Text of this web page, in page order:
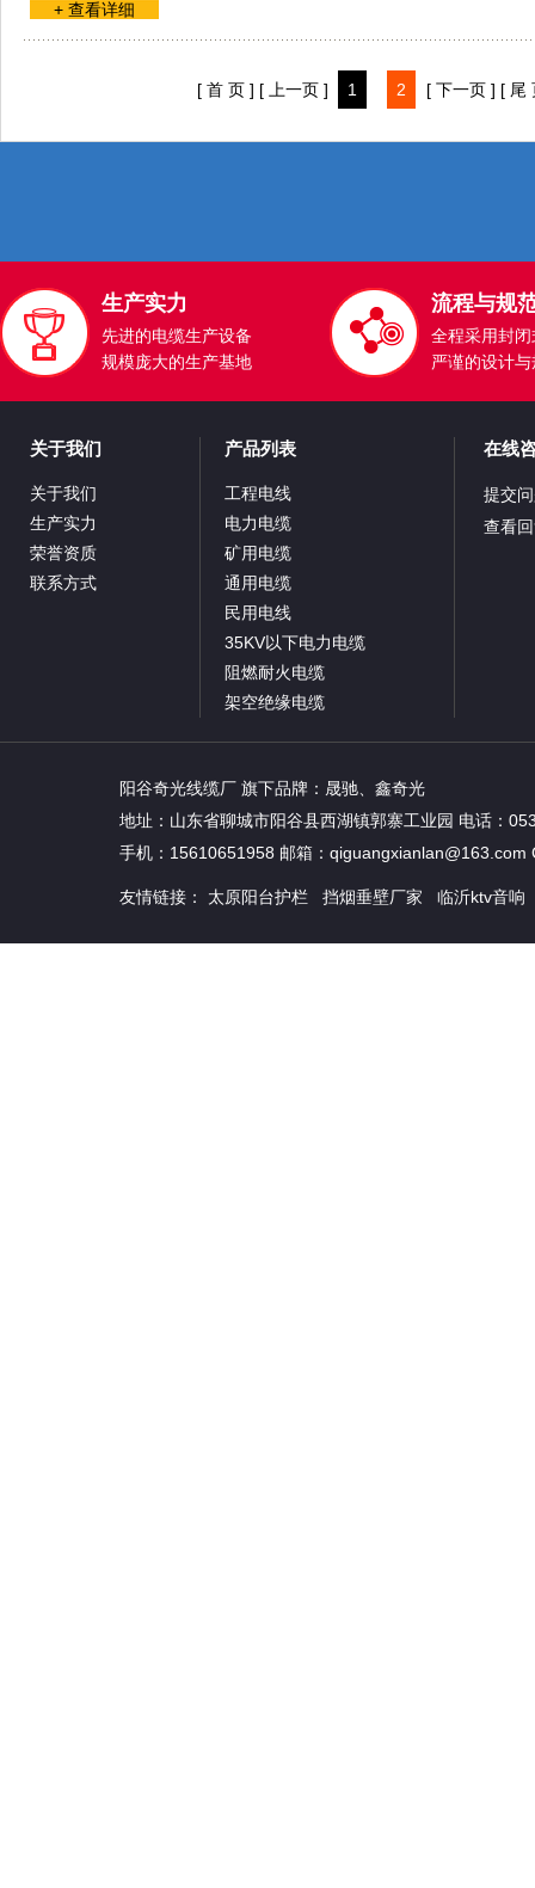
+ 查看详细
[ 首 页 ] [ 上一页 ] 1 2 [ 下一页 ] [ 尾
生产实力
先进的电缆生产设备
规模庞大的生产基地
流程与规
全程采用封
严谨的设计
关于我们
关于我们
生产实力
荣誉资质
联系方式
产品列表
工程电线
电力电缆
矿用电缆
通用电缆
民用电线
35KV以下电力电缆
阻燃耐火电缆
架空绝缘电缆
在线
提交
查看
阳谷奇光线缆厂 旗下品牌： 晟驰
鑫奇光
地址：山东省聊城市阳谷县西湖镇郭寨工业园 电话：
手机：15610651958 邮箱：
友情链接： 太原阳台护栏 挡烟垂壁厂家 临沂ktv音响